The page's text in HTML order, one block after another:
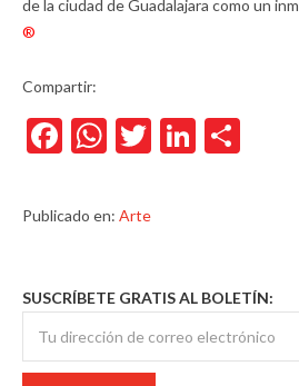
de la ciudad de Guadalajara como un
®
Compartir:
Facebook
WhatsApp
Twitter
Publicado en: Arte
SUSCRÍBETE GRATIS AL BOLETÍN: